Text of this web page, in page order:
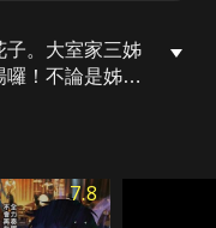
子。大室家三姊
！不論是姊妹
但是大室家今
7.8